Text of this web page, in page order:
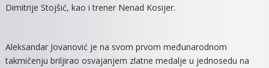
Dimitrije Stojšić, kao i trener Nenad Kosijer.
Aleksandar Jovanović je na svom prvom međunarodnom
takmičenju briljirao osvajanjem zlatne medalje u jednosedu na